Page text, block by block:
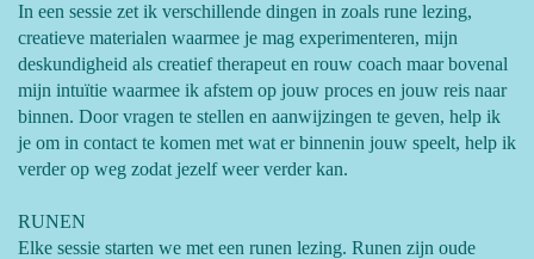
In een sessie zet ik verschillende dingen in zoals rune lezing,
creatieve materialen waarmee je mag experimenteren, mijn
deskundigheid als creatief therapeut en rouw coach maar bovenal
mijn intuïtie waarmee ik afstem op jouw proces en jouw reis naar
binnen. Door vragen te stellen en aanwijzingen te geven, help ik
je om in contact te komen met wat er binnenin jouw speelt, help ik
verder op weg zodat jezelf weer verder kan.
RUNEN
Elke sessie starten we met een runen lezing. Runen zijn oude